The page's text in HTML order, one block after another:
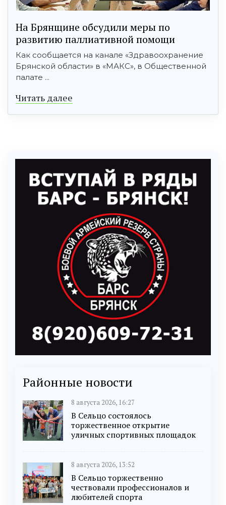
На Брянщине обсудили меры по
развитию паллиативной помощи
Как сообщается на канале «Здравоохранение
Брянской области» в «МАКС», в Общественной
палате ...
Читать далее
Районные новости
8 августа 2026, 16:27
В Сельцо состоялось
торжественное открытие
уличных спортивных площадок
8 августа 2026, 13:52
В Сельцо торжественно
чествовали профессионалов и
любителей спорта